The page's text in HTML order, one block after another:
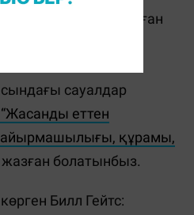
еттен дайындалған
адам ағзасына
еттен
сауалдар
“Жасанды еттен
айырмашылығы, құрамы,
болатынбыз.
Билл Гейтс: